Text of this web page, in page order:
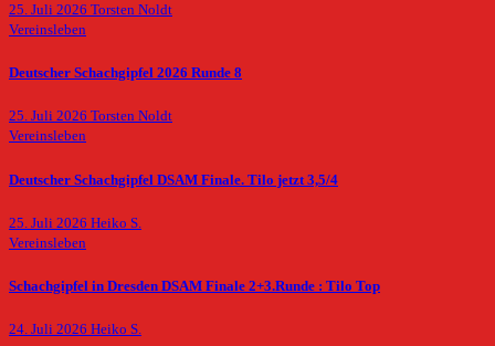
25. Juli 2026 Torsten Noldt
Vereinsleben
Deutscher Schachgipfel 2026 Runde 8
25. Juli 2026 Torsten Noldt
Vereinsleben
Deutscher Schachgipfel DSAM Finale. Tilo jetzt 3,5/4
25. Juli 2026 Heiko S.
Vereinsleben
Schachgipfel in Dresden DSAM Finale 2+3.Runde : Tilo Top
24. Juli 2026 Heiko S.